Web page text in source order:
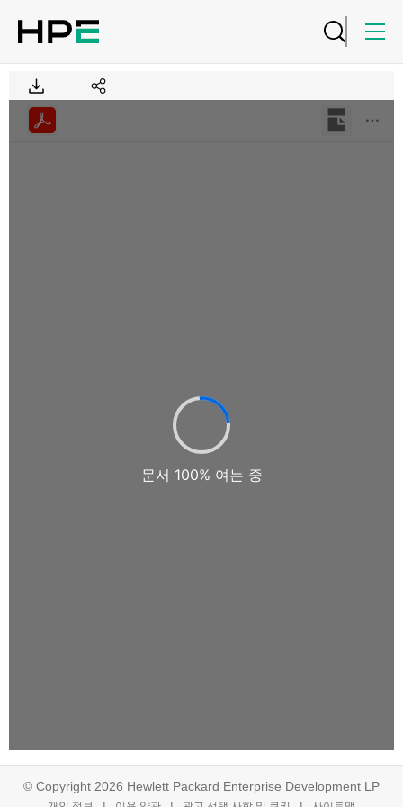
© Copyright 2026 Hewlett Packard Enterprise Development LP